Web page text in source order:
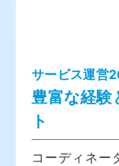
サービス運営
豊富な経験
ト
コーディネー